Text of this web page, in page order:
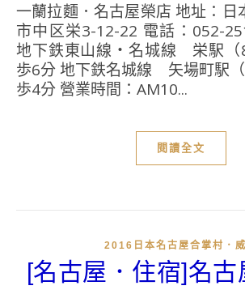
一蘭拉麵．名古屋榮店 地址：日本愛知県名古屋
市中区栄3-12-22 電話：052-
地下鉄東山線・名城線 栄駅
歩6分 地下鉄名城線 矢場町駅
歩4分 營業時間：AM10...
閱讀全文
2016日本名古屋合掌村．
[名古屋．住宿]名古